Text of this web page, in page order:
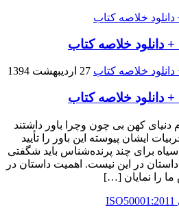
دانلود خلاصه کتاب
27 اردیبهشت 1394
دانلود خلاصه کتاب
کهن بی چون وچرا باور داشتند
ایشان پیوسته این باور را تأیید
براى چند پرنده‌شناس باید شگفتى
داستان در این نیست. اهمیت داستان در
را نمایان […]